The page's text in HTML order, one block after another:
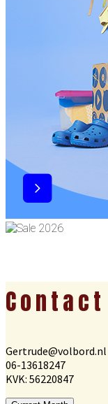
Footer
Contact
Gertrude@volbord.nl
06-13618247
KVK: 56220847